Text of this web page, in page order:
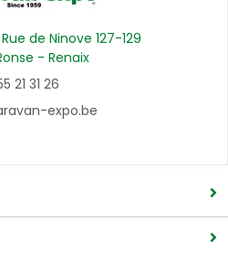
de Ninove 127-129
- Renaix
21 31 26
expo.be